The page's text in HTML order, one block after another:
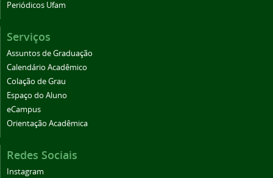
Periódicos Ufam
Serviços
Assuntos de Graduação
Calendário Acadêmico
Colação de Grau
Espaço do Aluno
eCampus
Orientação Acadêmica
Redes Sociais
Instagram